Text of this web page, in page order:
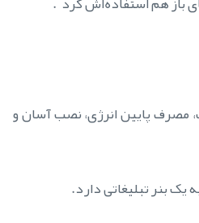
مصرف پایین انرژی، نصب آسان و
بنر تبلیغاتی دارد.